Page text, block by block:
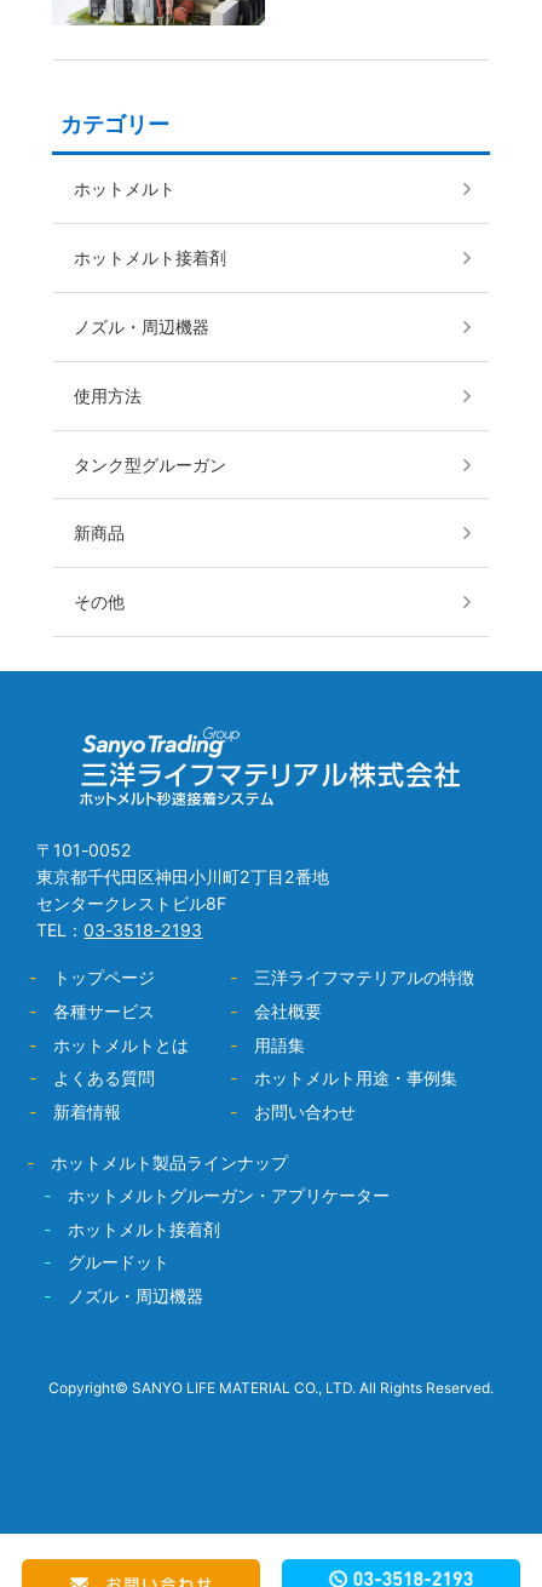
カテゴリー
ホットメルト
ホットメルト接着剤
ノズル・周辺機器
使用方法
タンク型グルーガン
新商品
その他
〒101-0052
東京都千代田区神田小川町2丁目2番地
センタークレストビル8F
TEL：03-3518-2193
- トップページ -
三洋ライフマテリアルの特徴
-
各種サービス -
会社概要
-
ホットメルトとは -
用語集
-
よくある質問 -
ホットメルト用途・事例集
-
新着情報 - お問い合わせ
-
ホットメルト製品ラインナップ
-
ホットメルトグルーガン・アプリケーター
-
ホットメルト接着剤
-
グルードット
-
ノズル・周辺機器
Copyright© SANYO LIFE MATERIAL CO., LTD. All Rights Reserved.